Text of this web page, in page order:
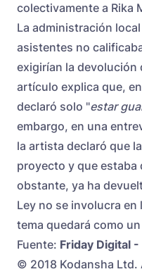
colectivamente a Rika
La administración
asistentes no
exigirían la devolución
artículo explica que,
declaró solo "estar
embargo, en una
la artista declaró que
proyecto y que estaba
obstante, ya ha
Ley no se involucra
tema quedará como
Fuente: Friday Digital -
© 2018 Kodansha Ltd.